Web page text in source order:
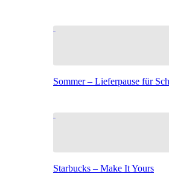
Sommer – Lieferpause für
Starbucks – Make It Yours